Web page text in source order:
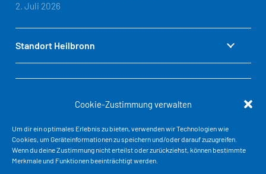
Cookie-Zustimmung verwalten
Um dir ein optimales Erlebnis zu bieten, verwenden wir Technologien wie
Cookies, um Geräteinformationen zu speichern und/oder darauf zuzugreifen.
Wenn du deine Zustimmung nicht erteilst oder zurückziehst, können bestimmte
Merkmale und Funktionen beeinträchtigt werden.
2. Juli 2026
Standort Heilbronn
Standort Stuttgart